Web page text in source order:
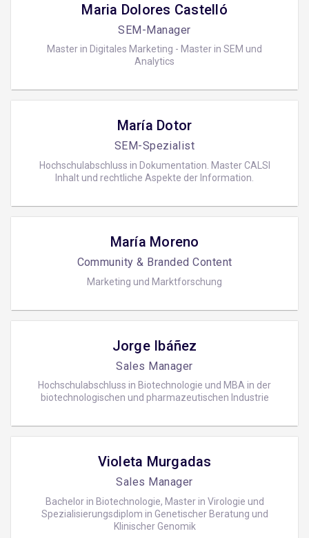
Maria Dolores Castelló
SEM-Manager
Master in Digitales Marketing - Master in SEM und
Analytics
María Dotor
SEM-Spezialist
Hochschulabschluss in Dokumentation. Master CALSI
Inhalt und rechtliche Aspekte der Information.
María Moreno
Community & Branded Content
Marketing und Marktforschung
Jorge Ibáñez
Sales Manager
Hochschulabschluss in Biotechnologie und MBA in der
biotechnologischen und pharmazeutischen Industrie
Violeta Murgadas
Sales Manager
Bachelor in Biotechnologie, Master in Virologie und
Spezialisierungsdiplom in Genetischer Beratung und
Klinischer Genomik